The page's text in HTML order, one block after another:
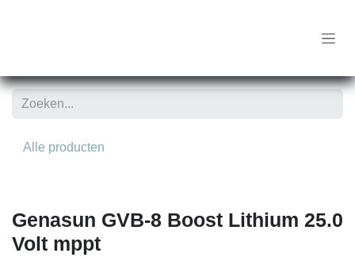
Alle producten
Genasun GVB-8 Boost Lithium 25.0
Volt mppt